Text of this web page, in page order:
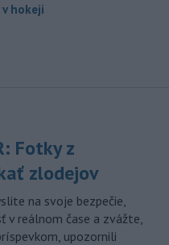
v hokeji
Fotky z
zlodejov
na svoje bezpečie,
v reálnom čase a zvážte,
upozornili